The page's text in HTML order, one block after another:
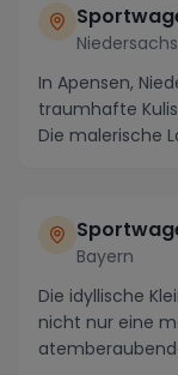
In Apensen,
traumhafte
Die malerische
Bayern
Die idyllische
nicht nur eine